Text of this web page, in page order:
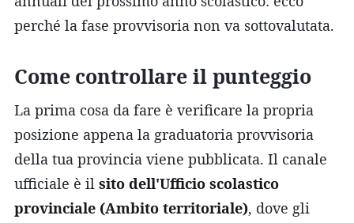
perché la fase provvisoria non va sottovalutata.
Come controllare il punteggio
La prima cosa da fare è verificare la propria
posizione appena la graduatoria provvisoria
della tua provincia viene pubblicata. Il canale
ufficiale è il sito dell'Ufficio scolastico
provinciale (Ambito territoriale), dove gli